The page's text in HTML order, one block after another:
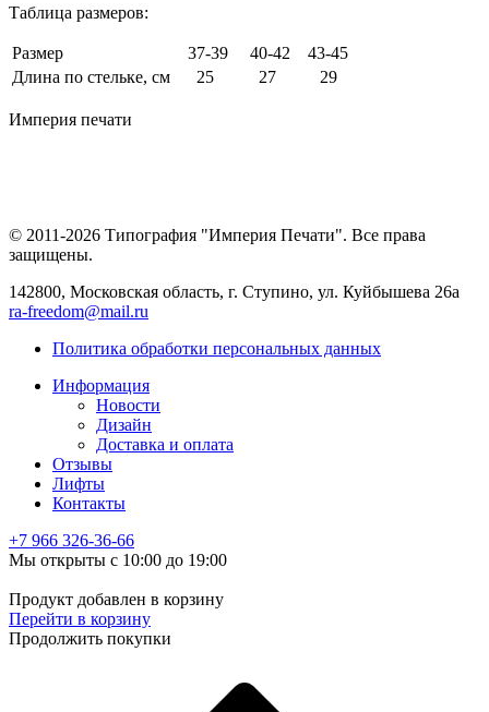
Таблица размеров:
Размер 37-39
40-42 43-45
Длина по стельке, см
25 27 29
Империя печати
© 2011-2026 Типография "Империя Печати". Все права
защищены.
142800, Московская область, г. Ступино, ул. Куйбышева 26а
ra-freedom@mail.ru
Политика обработки персональных данных
Информация
Новости
Дизайн
Доставка и оплата
Отзывы
Лифты
Контакты
+7 966 326-36-66
Мы открыты с 10:00 до 19:00
Продукт добавлен в корзину
Перейти в корзину
Продолжить покупки